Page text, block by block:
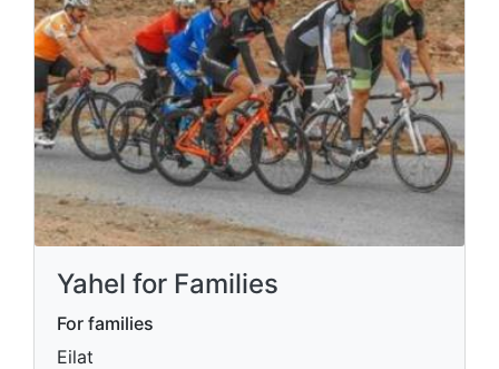
Yahel for Families
For families
Eilat